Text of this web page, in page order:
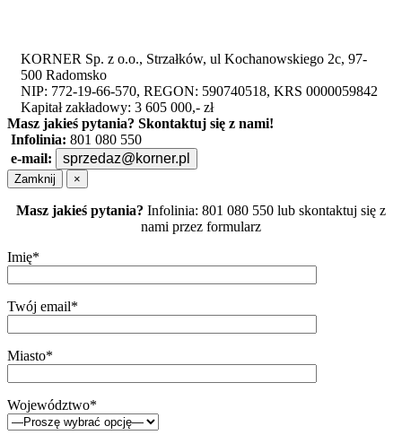
KORNER Sp. z o.o., Strzałków, ul Kochanowskiego 2c, 97-
500 Radomsko
NIP: 772-19-66-570, REGON: 590740518, KRS 0000059842
Kapitał zakładowy: 3 605 000,- zł
Masz jakieś pytania? Skontaktuj się z nami!
Infolinia: 801 080 550
e-mail:
sprzedaz@korner.pl
Zamknij ×
Masz jakieś pytania? Infolinia: 801 080 550 lub skontaktuj się z
nami przez formularz
Imię*
Twój email*
Miasto*
Województwo*